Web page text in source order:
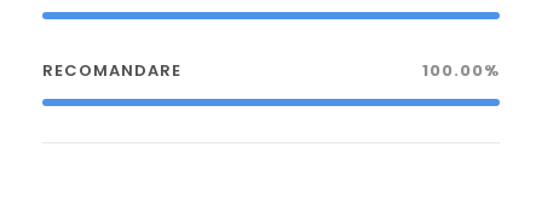
RECOMANDARE 100.00%